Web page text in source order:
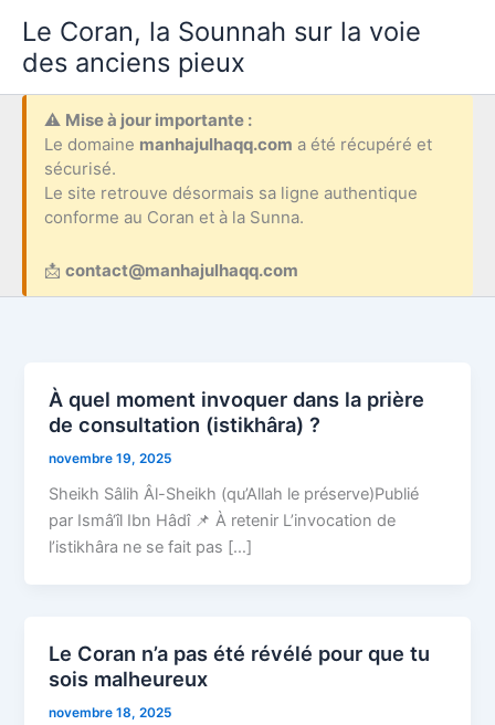
contenu
Le Coran, la Sounnah sur la voie
des anciens pieux
⚠️ Mise à jour importante :
Le domaine manhajulhaqq.com a été récupéré et
sécurisé.
Le site retrouve désormais sa ligne authentique
conforme au Coran et à la Sunna.
📩 contact@manhajulhaqq.com
À quel moment invoquer dans la prière
de consultation (istikhâra) ?
novembre 19, 2025
Sheikh Sâlih Âl-Sheikh (qu’Allah le préserve)Publié
par Ismâ‘îl Ibn Hâdî 📌 À retenir L’invocation de
l’istikhâra ne se fait pas […]
Le Coran n’a pas été révélé pour que tu
sois malheureux
novembre 18, 2025